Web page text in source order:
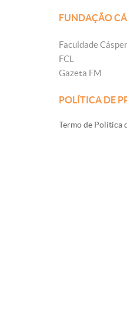
FUNDAÇÃO
Faculdade
FCL
Gazeta FM
POLÍTICA DE
Termo de Política